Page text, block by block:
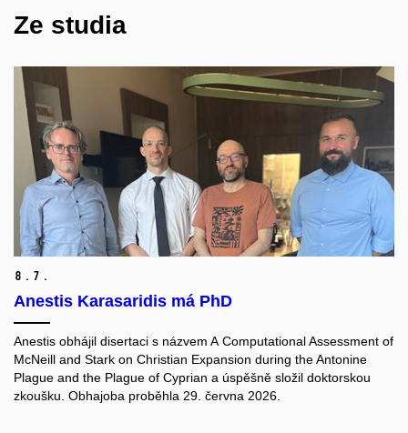
Ze studia
8. 7.
Anestis Karasaridis má PhD
Anestis obhájil disertaci s názvem A Computational Assessment of
McNeill and Stark on Christian Expansion during the Antonine
Plague and the Plague of Cyprian a úspěšně složil doktorskou
zkoušku. Obhajoba proběhla 29. června 2026.